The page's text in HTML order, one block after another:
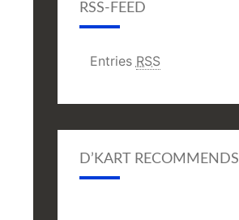
RSS-FEED
Entries RSS
D’KART RECOMMENDS